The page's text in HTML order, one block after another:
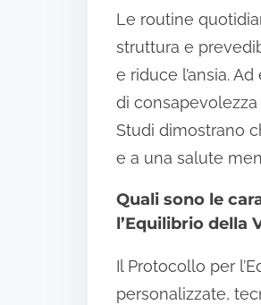
Le routine
struttura e
e riduce l’ansia.
di
Studi dimostrano
e a una salute
Quali sono le
l’Equilibrio della
Il Protocollo per
personalizzate,